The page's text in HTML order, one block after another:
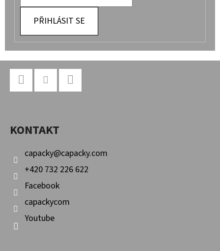
PŘIHLÁSIT SE
KONTAKT
capacky@capacky.com
+420 732 226 622
Facebook
capackycom
Youtube